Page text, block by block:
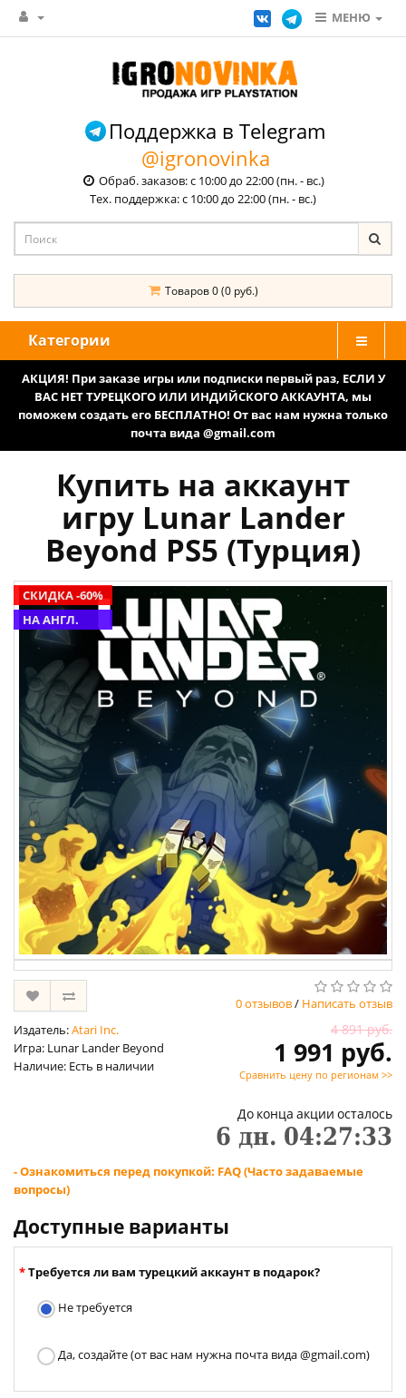
МЕНЮ
Поддержка в Telegram
@igronovinka
Обраб. заказов: с 10:00 до 22:00 (пн. - вс.)
Тех. поддержка: с 10:00 до 22:00 (пн. - вс.)
Товаров 0 (0 руб.)
Категории
АКЦИЯ! При заказе игры или подписки первый раз, ЕСЛИ У
ВАС НЕТ ТУРЕЦКОГО ИЛИ ИНДИЙСКОГО АККАУНТА, мы
поможем создать его БЕСПЛАТНО! От вас нам нужна только
почта вида @gmail.com
Купить на аккаунт
игру Lunar Lander
Beyond PS5 (Турция)
СКИДКА -60%
НА АНГЛ.
0 отзывов/ Написать отзыв
Издатель:Atari Inc.
Игра: Lunar Lander Beyond
Наличие: Есть в наличии
4 891 руб.
1 991 руб.
Сравнить цену по регионам >>
До конца акции осталось
6 дн. 04:27:33
- Ознакомиться перед покупкой: FAQ (Часто задаваемые
вопросы)
Доступные варианты
Требуется ли вам турецкий аккаунт в подарок?
Не требуется
Да, создайте (от вас нам нужна почта вида @gmail.com)